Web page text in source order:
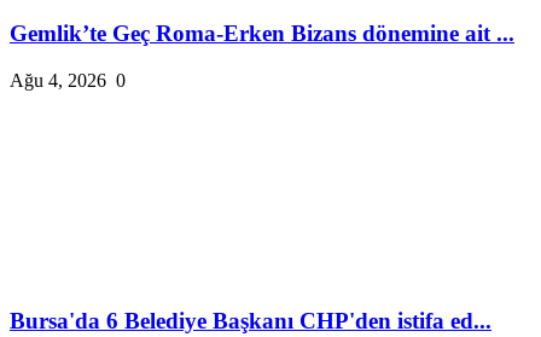
Gemlik’te Geç Roma-Erken Bizans dönemine ait ...
Ağu 4, 2026 0
Bursa'da 6 Belediye Başkanı CHP'den istifa ed...